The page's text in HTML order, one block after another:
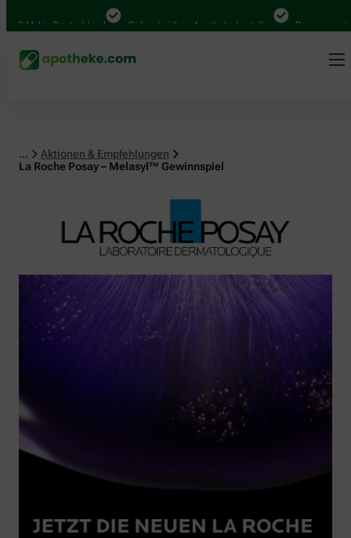
in Deutschland Online bei Ihrer Apotheke bestellen Bequem zwischen
...
Aktionen & Empfehlungen
La Roche Posay – Melasyl™ Gewinnspiel